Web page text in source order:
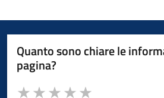
Quanto sono chiare le
pagina?
Valuta da 1 a 5 stelle la pagina